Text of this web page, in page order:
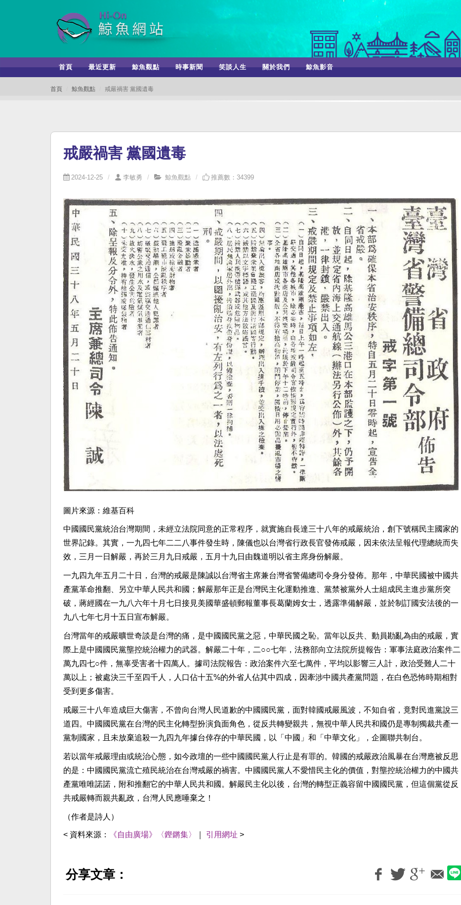
首頁 最近更新 鯨魚觀點 時事新聞 笑談人生 關於我們 鯨魚影音
首頁 鯨魚觀點 戒嚴禍害 黨國遺毒
戒嚴禍害 黨國遺毒
2024-12-25 李敏勇 鯨魚觀點 推薦數：34399
圖片來源：維基百科
中國國民黨統治台灣期間，未經立法院同意的正常程序，就實施自長達三十八年的戒嚴統治，創下號稱民主國家的
世界記錄。其實，一九四七年二二八事件發生時，陳儀也以台灣省行政長官發佈戒嚴，因未依法呈報代理總統而失
效，三月一日解嚴，再於三月九日戒嚴，五月十九日由魏道明以省主席身份解嚴。
一九四九年五月二十日，台灣的戒嚴是陳誠以台灣省主席兼台灣省警備總司令身分發佈。那年，中華民國被中國共
產黨革命推翻、另立中華人民共和國；解嚴那年正是台灣民主化運動推進、黨禁被黨外人士組成民主進步黨所突
破，蔣經國在一九八六年十月七日接見美國華盛頓郵報董事長葛蘭姆女士，透露準備解嚴，並於制訂國安法後的一
九八七年七月十五日宣布解嚴。
台灣當年的戒嚴曠世奇談是台灣的痛，是中國國民黨之惡，中華民國之恥。當年以反共、動員勘亂為由的戒嚴，實
際上是中國國民黨壟控統治權力的武器。解嚴二十年，二○○七年，法務部向立法院所提報告：軍事法庭政治案件二
萬九四七○件，無辜受害者十四萬人。據司法院報告：政治案件六至七萬件，平均以影響三人計，政治受難人二十
萬以上；被處決三千至四千人，人口佔十五%的外省人佔其中四成，因牽涉中國共產黨問題，在白色恐怖時期相對
受到更多傷害。
戒嚴三十八年造成巨大傷害，不曾向台灣人民道歉的中國國民黨，面對韓國戒嚴風波，不知自省，竟對民進黨說三
道四。中國國民黨在台灣的民主化轉型扮演負面角色，從反共轉變親共，無視中華人民共和國仍是專制獨裁共產一
黨制國家，且未放棄追殺一九四九年據台倖存的中華民國，以「中國」和「中華文化」，企圖聯共制台。
若以當年戒嚴理由或統治心態，如今政壇的一些中國國民黨人行止是有罪的。韓國的戒嚴政治風暴在台灣應被反思
的是：中國國民黨流亡殖民統治在台灣戒嚴的禍害。中國國民黨人不愛惜民主化的價值，對壟控統治權力的中國共
產黨唯唯諾諾，附和推翻它的中華人民共和國。解嚴民主化以後，台灣的轉型正義容留中國國民黨，但這個黨從反
共戒嚴轉而親共亂政，台灣人民應唾棄之！
（作者是詩人）
< 資料來源： 《自由廣場》〈鏗鏘集〉 引用網址 >
分享文章：